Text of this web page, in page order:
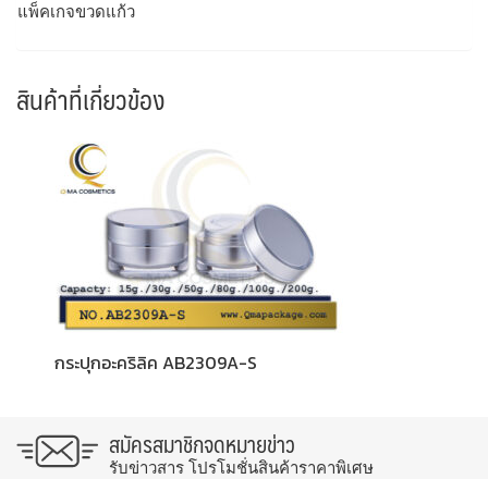
แพ็คเกจขวดแก้ว
สินค้าที่เกี่ยวข้อง
กระปุกอะคริลิค AB2309A-S
สมัครสมาชิกจดหมายข่าว
รับข่าวสาร โปรโมชั่นสินค้าราคาพิเศษ